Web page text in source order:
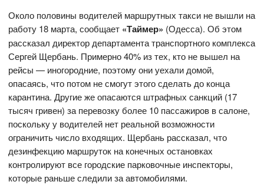
Около половины водителей маршрутных такси не вышли на
работу 18 марта, сообщает «Таймер» (Одесса). Об этом
рассказал директор департамента транспортного комплекса
Сергей Щербань. Примерно 40% из тех, кто не вышел на
рейсы — иногородние, поэтому они уехали домой,
опасаясь, что потом не смогут этого сделать до конца
карантина. Другие же опасаются штрафных санкций (17
тысяч гривен) за перевозку более 10 пассажиров в салоне,
поскольку у водителей нет реальной возможности
ограничить число входящих. Щербань рассказал, что
дезинфекцию маршруток на конечных остановках
контролируют все городские парковочные инспекторы,
которые раньше следили за автомобилями.